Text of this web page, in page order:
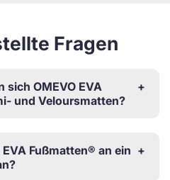
Fragen
OMEVO EVA
und Veloursmatten?
Fußmatten® an ein